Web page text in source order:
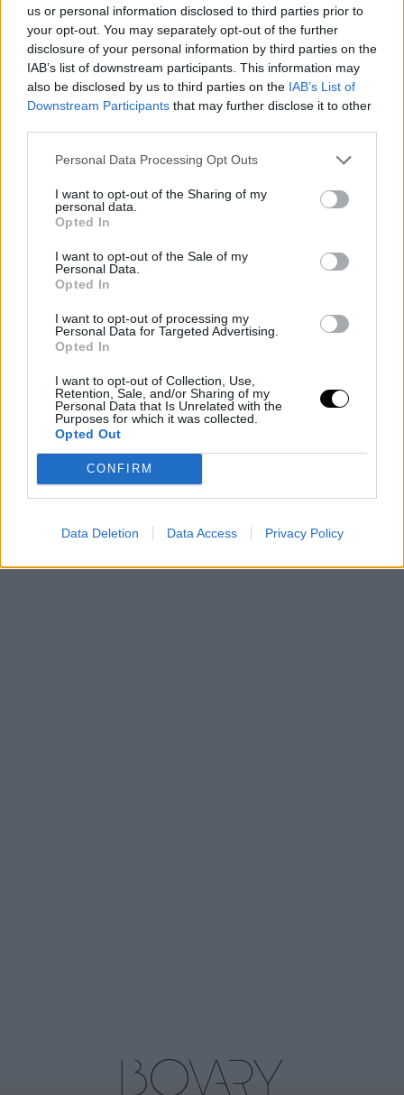
us or personal information disclosed to third parties prior to
your opt-out. You may separately opt-out of the further
disclosure of your personal information by third parties on the
IAB’s list of downstream participants. This information may
also be disclosed by us to third parties on the IAB’s List of
Downstream Participants that may further disclose it to other
Personal Data Processing Opt Outs
I want to opt-out of the Sharing of my
personal data.
Opted In
I want to opt-out of the Sale of my
Personal Data.
Opted In
I want to opt-out of processing my
Personal Data for Targeted Advertising.
Opted In
I want to opt-out of Collection, Use,
Retention, Sale, and/or Sharing of my
Personal Data that Is Unrelated with the
Purposes for which it was collected.
Opted Out
CONFIRM
Data Deletion Data Access Privacy Policy
Μπορείτε να διαβάσετε στο thefashionbible.gr
ΑΝΟΙΞΗ ΚΑΛΟΚΑΙΡΙ / ΛΕΜΟΝΙΑ